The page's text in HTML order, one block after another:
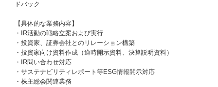
ドバック
【具体的な業務内容】
・IR活動の戦略立案および実行
・投資家、証券会社とのリレーション構築
・投資家向け資料作成（適時開示資料、決算説明資料）
・IR問い合わせ対応
・サステナビリティレポート等ESG情報開示対応
・株主総会関連業務